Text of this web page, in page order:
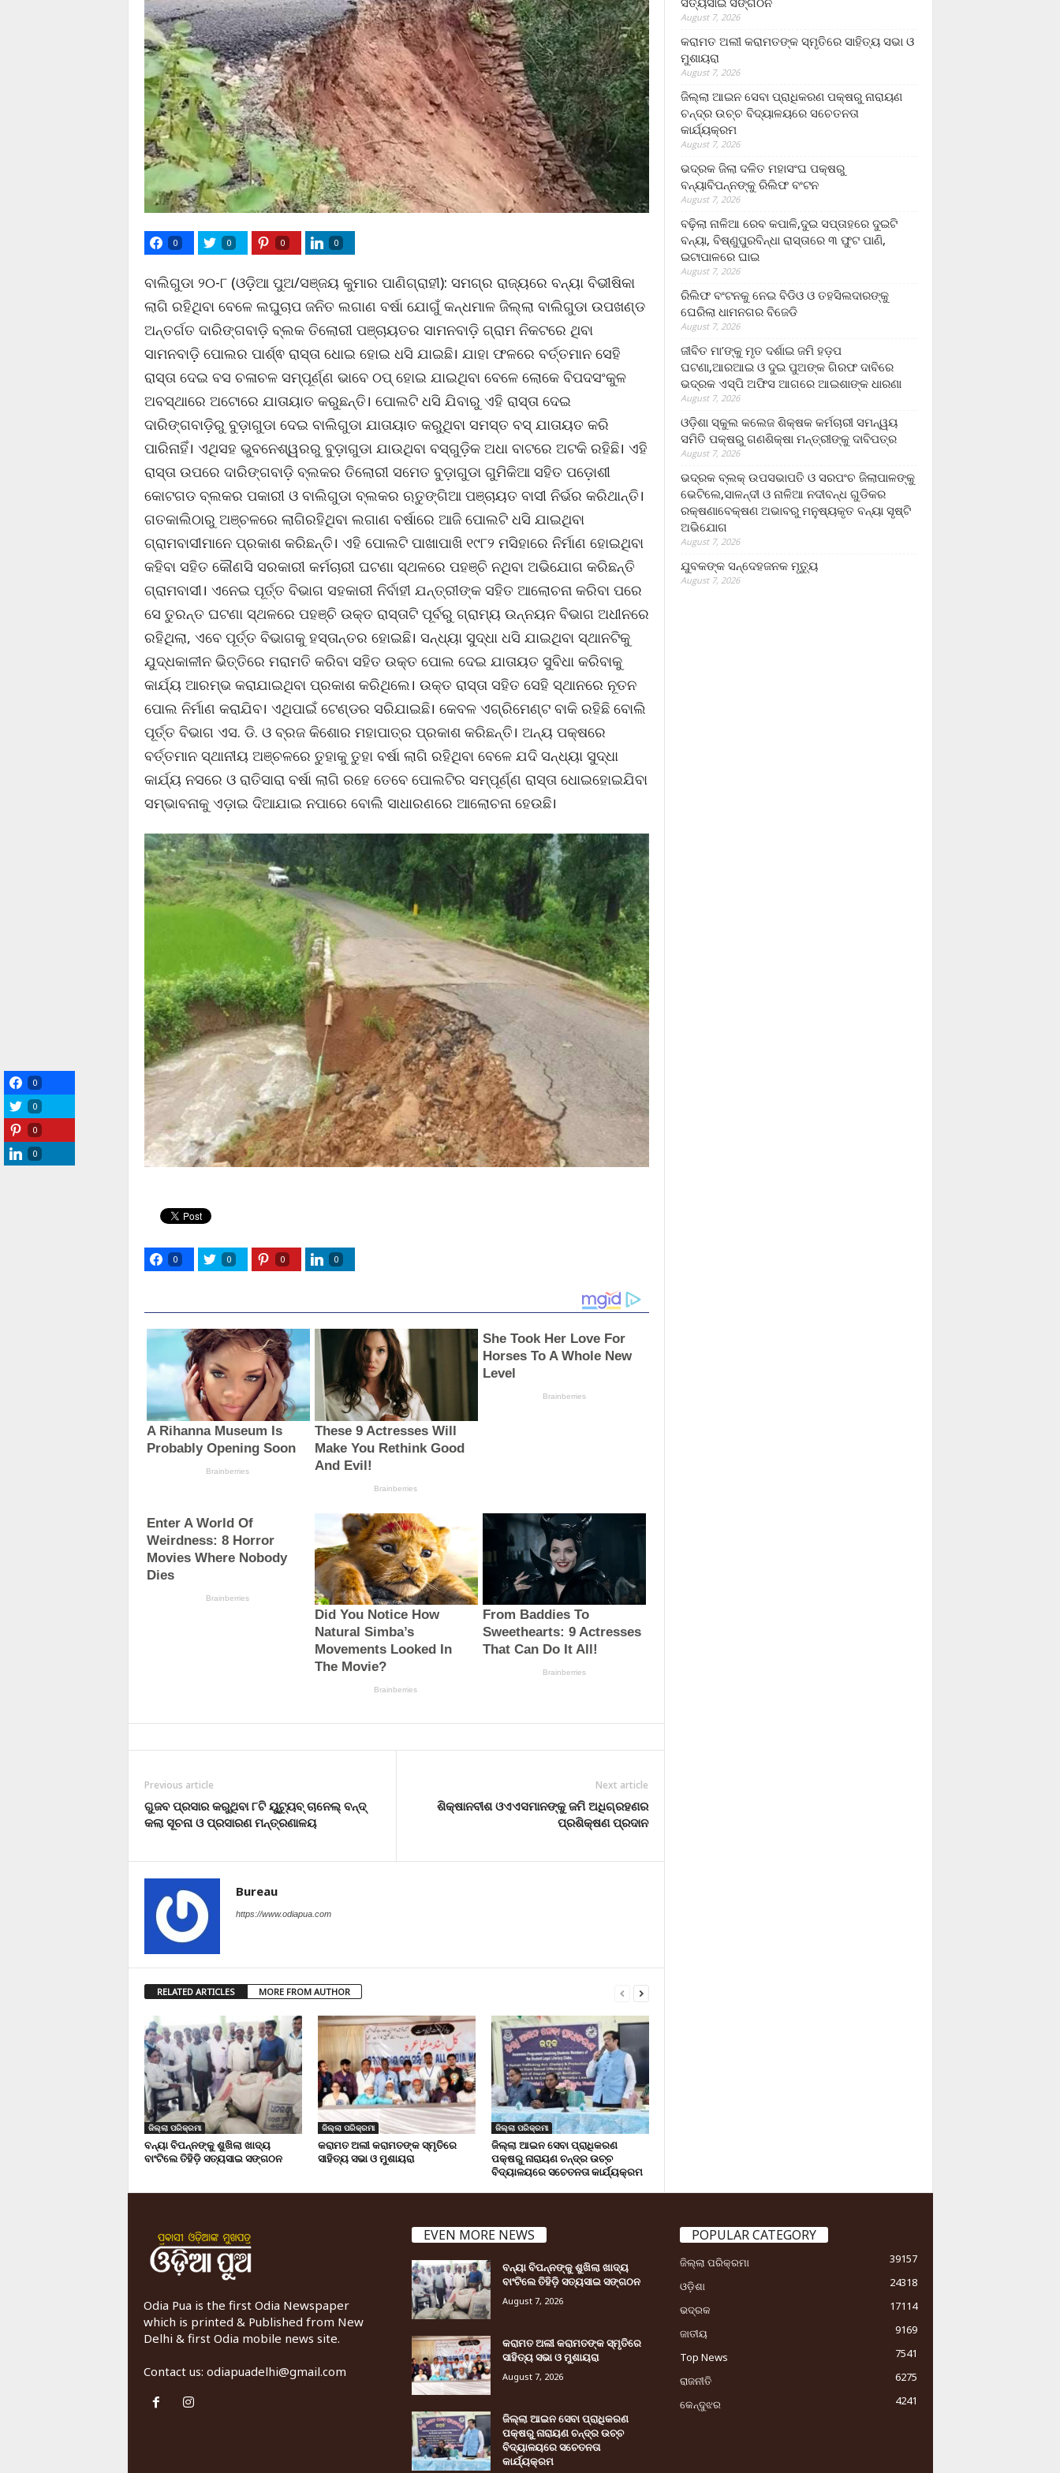
0 0 0 0
ବାଲିଗୁଡା ୨୦-୮ (ଓଡ଼ିଆ ପୁଅ/ସଞ୍ଜୟ କୁମାର ପାଣିଗ୍ରାହୀ): ସମଗ୍ର ରାଜ୍ୟରେ ବନ୍ୟା ବିଭୀଷିକା
ଲାଗି ରହିଥିବା ବେଳେ ଲଘୁଚାପ ଜନିତ ଲଗାଣ ବର୍ଷା ଯୋଗୁଁ କନ୍ଧମାଳ ଜିଲ୍ଲା ବାଲିଗୁଡା ଉପଖଣ୍ଡ
ଅନ୍ତର୍ଗତ ଦାରିଙ୍ଗବାଡ଼ି ବ୍ଲକ ତିଲୋରୀ ପଞ୍ଚାୟତର ସାମନବାଡ଼ି ଗ୍ରାମ ନିକଟରେ ଥିବା
ସାମନବାଡ଼ି ପୋଲର ପାର୍ଶ୍ଵ ରାସ୍ତା ଧୋଇ ହୋଇ ଧସି ଯାଇଛି। ଯାହା ଫଳରେ ବର୍ତ୍ତମାନ ସେହି
ରାସ୍ତା ଦେଇ ବସ ଚଳାଚଳ ସମ୍ପୂର୍ଣ୍ଣ ଭାବେ ଠପ୍ ହୋଇ ଯାଇଥିବା ବେଳେ ଲୋକେ ବିପଦସଂକୁଳ
ଅବସ୍ଥାରେ ଅଟୋରେ ଯାତାୟାତ କରୁଛନ୍ତି। ପୋଲଟି ଧସି ଯିବାରୁ ଏହି ରାସ୍ତା ଦେଇ
ଦାରିଙ୍ଗବାଡ଼ିରୁ ବୁଡ଼ାଗୁଡା ଦେଇ ବାଲିଗୁଡା ଯାତାୟାତ କରୁଥିବା ସମସ୍ତ ବସ୍ ଯାତାୟତ କରି
ପାରିନାହିଁ। ଏଥିସହ ଭୁବନେଶ୍ୱରରୁ ବୁଡ଼ାଗୁଡା ଯାଉଥିବା ବସ୍‌ଗୁଡ଼ିକ ଅଧା ବାଟରେ ଅଟକି ରହିଛି। ଏହି
ରାସ୍ତା ଉପରେ ଦାରିଙ୍ଗବାଡ଼ି ବ୍ଲକର ତିଲୋରୀ ସମେତ ବୁଡ଼ାଗୁଡା ଗୁମିକିଆ ସହିତ ପଡ଼ୋଶୀ
କୋଟଗଡ ବ୍ଲକର ପକାରୀ ଓ ବାଲିଗୁଡା ବ୍ଲକର ଋତୁଙ୍ଗିଆ ପଞ୍ଚାୟତ ବାସୀ ନିର୍ଭର କରିଥାନ୍ତି।
ଗତକାଲିଠାରୁ ଅଞ୍ଚଳରେ ଲାଗିରହିଥିବା ଲଗାଣ ବର୍ଷାରେ ଆଜି ପୋଲଟି ଧସି ଯାଇଥିବା
ଗ୍ରାମବାସୀମାନେ ପ୍ରକାଶ କରିଛନ୍ତି। ଏହି ପୋଲଟି ପାଖାପାଖି ୧୯୮୨ ମସିହାରେ ନିର୍ମାଣ ହୋଇଥିବା
କହିବା ସହିତ କୌଣସି ସରକାରୀ କର୍ମଚାରୀ ଘଟଣା ସ୍ଥଳରେ ପହଞ୍ଚି ନଥିବା ଅଭିଯୋଗ କରିଛନ୍ତି
ଗ୍ରାମବାସୀ। ଏନେଇ ପୂର୍ତ୍ତ ବିଭାଗ ସହକାରୀ ନିର୍ବାହୀ ଯନ୍ତ୍ରୀଙ୍କ ସହିତ ଆଲୋଚନା କରିବା ପରେ
ସେ ତୁରନ୍ତ ଘଟଣା ସ୍ଥଳରେ ପହଞ୍ଚି ଉକ୍ତ ରାସ୍ତାଟି ପୂର୍ବରୁ ଗ୍ରାମ୍ୟ ଉନ୍ନୟନ ବିଭାଗ ଅଧୀନରେ
ରହିଥିଲା, ଏବେ ପୂର୍ତ୍ତ ବିଭାଗକୁ ହସ୍ତାନ୍ତର ହୋଇଛି। ସନ୍ଧ୍ୟା ସୁଦ୍ଧା ଧସି ଯାଇଥିବା ସ୍ଥାନଟିକୁ
ଯୁଦ୍ଧକାଳୀନ ଭିତ୍ତିରେ ମରାମତି କରିବା ସହିତ ଉକ୍ତ ପୋଲ ଦେଇ ଯାତାୟତ ସୁବିଧା କରିବାକୁ
କାର୍ଯ୍ୟ ଆରମ୍ଭ କରାଯାଇଥିବା ପ୍ରକାଶ କରିଥିଲେ। ଉକ୍ତ ରାସ୍ତା ସହିତ ସେହି ସ୍ଥାନରେ ନୂତନ
ପୋଲ ନିର୍ମାଣ କରାଯିବ। ଏଥିପାଇଁ ଟେଣ୍ଡର ସରିଯାଇଛି। କେବଳ ଏଗ୍ରିମେଣ୍ଟ ବାକି ରହିଛି ବୋଲି
ପୂର୍ତ୍ତ ବିଭାଗ ଏସ. ଡି. ଓ ବ୍ରଜ କିଶୋର ମହାପାତ୍ର ପ୍ରକାଶ କରିଛନ୍ତି। ଅନ୍ୟ ପକ୍ଷରେ
ବର୍ତ୍ତମାନ ସ୍ଥାନୀୟ ଅଞ୍ଚଳରେ ତୁହାକୁ ତୁହା ବର୍ଷା ଲାଗି ରହିଥିବା ବେଳେ ଯଦି ସନ୍ଧ୍ୟା ସୁଦ୍ଧା
କାର୍ଯ୍ୟ ନସରେ ଓ ରାତିସାରା ବର୍ଷା ଲାଗି ରହେ ତେବେ ପୋଲଟିର ସମ୍ପୂର୍ଣ୍ଣ ରାସ୍ତା ଧୋଇହୋଇଯିବା
ସମ୍ଭାବନାକୁ ଏଡ଼ାଇ ଦିଆଯାଇ ନପାରେ ବୋଲି ସାଧାରଣରେ ଆଲୋଚନା ହେଉଛି।
0 0 0 0
Previous article
ଗୁଜବ ପ୍ରସାର କରୁଥିବା ୮ଟି ୟୁଟ୍ୟୁବ୍ ଚାନେଲ୍ ବନ୍ଦ୍
କଲା ସୂଚନା ଓ ପ୍ରସାରଣ ମନ୍ତ୍ରଣାଳୟ
Next article
ଶିକ୍ଷାନବୀଶ ଓଏଏସମାନଙ୍କୁ ଜମି ଅଧିଗ୍ରହଣର
ପ୍ରଶିକ୍ଷଣ ପ୍ରଦାନ
Bureau
https://www.odiapua.com
RELATED ARTICLES MORE FROM AUTHOR
ଜିଲ୍ଲା ପରିକ୍ରମା
ବନ୍ୟା ବିପନ୍ନଙ୍କୁ ଶୁଖିଲା ଖାଦ୍ୟ
ବାଂଟିଲେ ତିହିଡି଼ ସତ୍ୟସାଇ ସଙ୍ଗଠନ
ଜିଲ୍ଲା ପରିକ୍ରମା
କରାମତ ଅଲୀ କରାମତଙ୍କ ସ୍ମୃତିରେ
ସାହିତ୍ୟ ସଭା ଓ ମୁଶାୟରା
ଜିଲ୍ଲା ପରିକ୍ରମା
ଜିଲ୍ଲା ଆଇନ ସେବା ପ୍ରାଧିକରଣ
ପକ୍ଷରୁ ନାରାୟଣ ଚନ୍ଦ୍ର ଉଚ୍ଚ
ବିଦ୍ୟାଳୟରେ ସଚେତନତା କାର୍ଯ୍ୟକ୍ରମ
August 7, 2026
କରାମତ ଅଲୀ କରାମତଙ୍କ ସ୍ମୃତିରେ ସାହିତ୍ୟ ସଭା ଓ
ମୁଶାୟରା
August 7, 2026
ଜିଲ୍ଲା ଆଇନ ସେବା ପ୍ରାଧିକରଣ ପକ୍ଷରୁ ନାରାୟଣ
ଚନ୍ଦ୍ର ଉଚ୍ଚ ବିଦ୍ୟାଳୟରେ ସଚେତନତା
କାର୍ଯ୍ୟକ୍ରମ
August 7, 2026
ଭଦ୍ରକ ଜିଲା ଦଳିତ ମହାସଂଘ ପକ୍ଷରୁ
ବନ୍ୟାବିପନ୍ନଙ୍କୁ ରିଲିଫ ବଂଟନ
August 7, 2026
ବଢ଼ିଲା ନାଳିଆ ରେବ କପାଳି,ଦୁଇ ସପ୍ତାହରେ ଦୁଇଟି
ବନ୍ୟା, ବିଷ୍ଣୁପୁରବିନ୍ଧା ରାସ୍ତାରେ ୩ ଫୁଟ ପାଣି,
ଇଟାପାଳରେ ଘାଇ
August 7, 2026
ରିଲିଫ ବଂଟନକୁ ନେଇ ବିଡିଓ ଓ ତହସିଲଦାରଙ୍କୁ
ଘେରିଲା ଧାମନଗର ବିଜେଡି
August 7, 2026
ଜୀବିତ ମା’ଙ୍କୁ ମୃତ ଦର୍ଶାଇ ଜମି ହଡ଼ପ
ଘଟଣା,ଆରଆଇ ଓ ଦୁଇ ପୁଅଙ୍କ ଗିରଫ ଦାବିରେ
ଭଦ୍ରକ ଏସ୍‌ପି ଅଫିସ ଆଗରେ ଆଇଶାଙ୍କ ଧାରଣା
August 7, 2026
ଓଡ଼ିଶା ସ୍କୁଲ କଲେଜ ଶିକ୍ଷକ କର୍ମଚାରୀ ସମନ୍ୱୟ
ସମିତି ପକ୍ଷରୁ ଗଣଶିକ୍ଷା ମନ୍ତ୍ରୀଙ୍କୁ ଦାବିପତ୍ର
August 7, 2026
ଭଦ୍ରକ ବ୍ଲକ୍ ଉପସଭାପତି ଓ ସରପଂଚ ଜିଲାପାଳଙ୍କୁ
ଭେଟିଲେ,ସାଳନ୍ଦୀ ଓ ନାଳିଆ ନଦୀବନ୍ଧ ଗୁଡିକର
ରକ୍ଷଣାବେକ୍ଷଣ ଅଭାବରୁ ମନୁଷ୍ୟକୃତ ବନ୍ୟା ସୃଷ୍ଟି
ଅଭିଯୋଗ
August 7, 2026
ଯୁବକଙ୍କ ସନ୍ଦେହଜନକ ମୃତ୍ୟୁ
August 7, 2026
Odia Pua is the first Odia Newspaper
which is printed & Published from New
Delhi & first Odia mobile news site.
Contact us: odiapuadelhi@gmail.com
EVEN MORE NEWS
ବନ୍ୟା ବିପନ୍ନଙ୍କୁ ଶୁଖିଲା ଖାଦ୍ୟ
ବାଂଟିଲେ ତିହିଡି଼ ସତ୍ୟସାଇ ସଙ୍ଗଠନ
August 7, 2026
କରାମତ ଅଲୀ କରାମତଙ୍କ ସ୍ମୃତିରେ
ସାହିତ୍ୟ ସଭା ଓ ମୁଶାୟରା
August 7, 2026
ଜିଲ୍ଲା ଆଇନ ସେବା ପ୍ରାଧିକରଣ
ପକ୍ଷରୁ ନାରାୟଣ ଚନ୍ଦ୍ର ଉଚ୍ଚ
ବିଦ୍ୟାଳୟରେ ସଚେତନତା
କାର୍ଯ୍ୟକ୍ରମ
POPULAR CATEGORY
ଜିଲ୍ଲା ପରିକ୍ରମା
39157
ଓଡ଼ିଶା
24318
ଭଦ୍ରକ
17114
ଜାତୀୟ
9169
Top News
7541
ରାଜନୀତି
6275
କେନ୍ଦୁଝର
4241
0
0
0
0